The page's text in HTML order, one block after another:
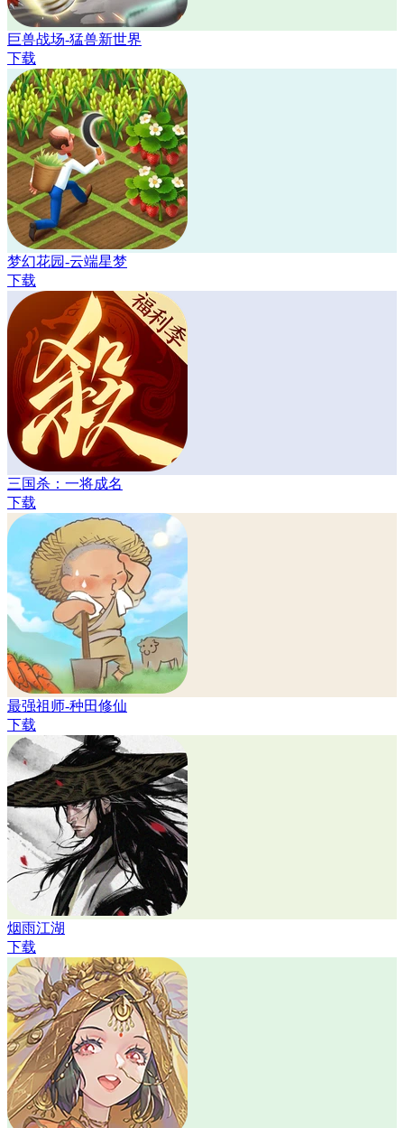
巨兽战场-猛兽新世界
下载
梦幻花园-云端星梦
下载
三国杀：一将成名
下载
最强祖师-种田修仙
下载
烟雨江湖
下载